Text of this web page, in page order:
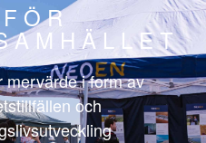
FÖR
mervärde i form av
och